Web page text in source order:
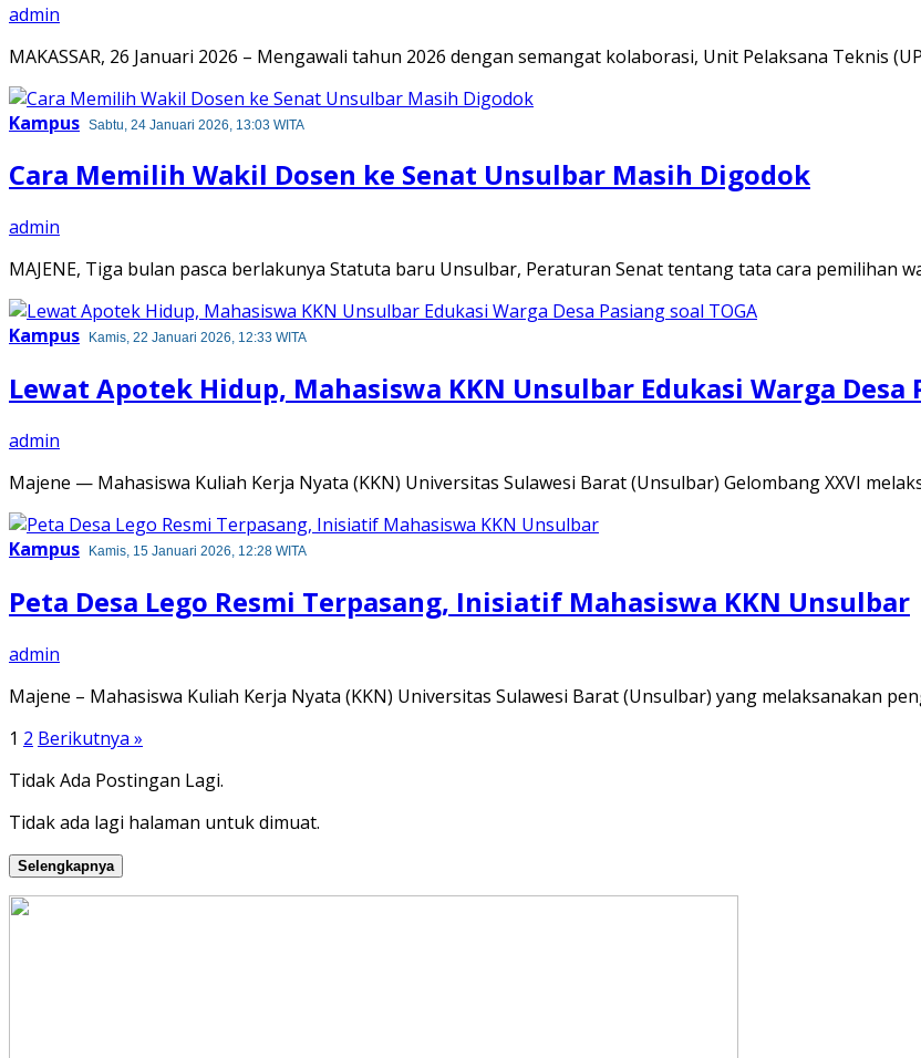
admin
MAKASSAR, 26 Januari 2026 – Mengawali tahun 2026 dengan semangat kolaborasi, Unit Pelaksana Teknis
Kampus Sabtu, 24 Januari 2026, 13:03 WITA
Cara Memilih Wakil Dosen ke Senat Unsulbar Masih Digodok
admin
MAJENE, Tiga bulan pasca berlakunya Statuta baru Unsulbar, Peraturan Senat tentang tata cara pemilihan
Kampus Kamis, 22 Januari 2026, 12:33 WITA
Lewat Apotek Hidup, Mahasiswa KKN Unsulbar Edukasi Warga Desa
admin
Majene — Mahasiswa Kuliah Kerja Nyata (KKN) Universitas Sulawesi Barat (Unsulbar) Gelombang XXVI
Kampus Kamis, 15 Januari 2026, 12:28 WITA
Peta Desa Lego Resmi Terpasang, Inisiatif Mahasiswa KKN Unsulbar
admin
Majene – Mahasiswa Kuliah Kerja Nyata (KKN) Universitas Sulawesi Barat (Unsulbar) yang melaksanakan
Paginasi
pos
1 2 Berikutnya »
Tidak Ada Postingan Lagi.
Tidak ada lagi halaman untuk dimuat.
Selengkapnya